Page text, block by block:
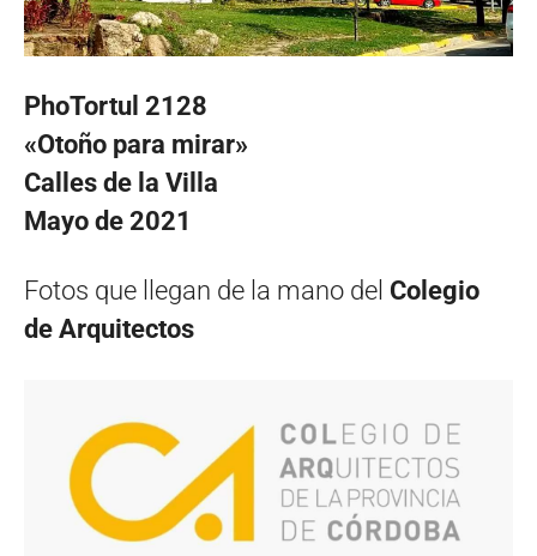
PhoTortul 2128
«Otoño para mirar»
Calles de la Villa
Mayo de 2021
Fotos que llegan de la mano del Colegio
de Arquitectos